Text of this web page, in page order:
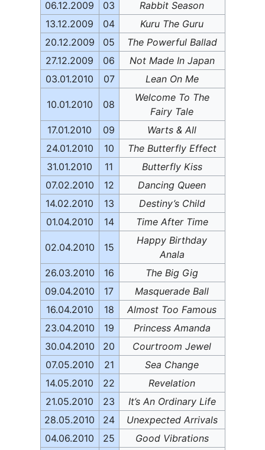
06.12.2009
03
Rabbit Season
13.12.2009
04
Kuru The Guru
20.12.2009
05
The Powerful Ballad
27.12.2009
06
Not Made In Japan
03.01.2010
07 Lean On Me
10.01.2010 08
Welcome To The
Fairy Tale
17.01.2010
09
Warts & All
24.01.2010
10
The Butterfly Effect
31.01.2010
11
Butterfly Kiss
07.02.2010
12
Dancing Queen
14.02.2010
13
Destiny’s Child
01.04.2010
14 Time After Time
02.04.2010 15
Happy Birthday
Anala
26.03.2010
16
The Big Gig
09.04.2010
17
Masquerade Ball
16.04.2010
18
Almost Too Famous
23.04.2010
19
Princess Amanda
30.04.2010
20
Courtroom Jewel
07.05.2010
21
Sea Change
14.05.2010
22
Revelation
21.05.2010
23
It’s An Ordinary Life
28.05.2010
24
Unexpected Arrivals
04.06.2010
25
Good Vibrations